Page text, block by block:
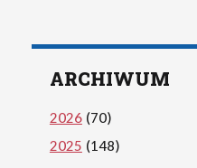
ARCHIWUM
2026(70)
2025 (148)